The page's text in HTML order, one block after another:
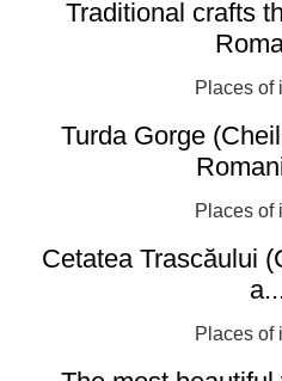
Traditional crafts
Places of
Turda Gorge
Places of
Cetatea Trascăului
Places of